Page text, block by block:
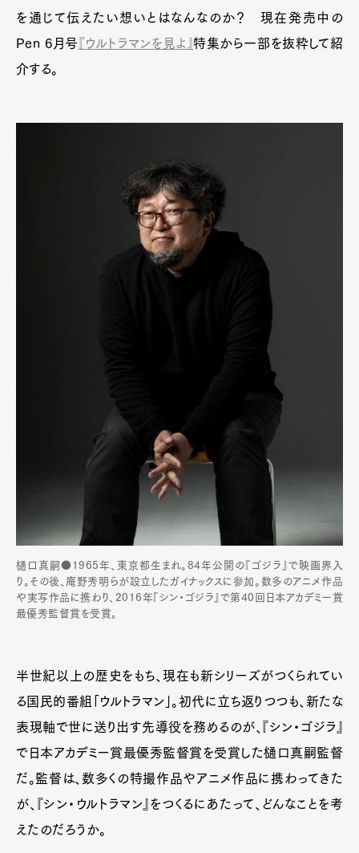
を通じて伝えたい想いとはなんなのか？ 現在発売中の
Pen 6月号 『ウルトラマンを見よ』特集から一部を抜粋して紹
介する。
樋口真嗣●1965年、東京都生まれ。84年公開の『ゴジラ』で映画界入
り。その後、庵野秀明らが設立したガイナックスに参加。数多のアニメ作品
や実写作品に携わり、2016年『シン・ゴジラ』で第40回日本アカデミー賞
最優秀監督賞を受賞。
半世紀以上の歴史をもち、現在も新シリーズがつくられてい
る国民的番組「ウルトラマン」。初代に立ち返りつつも、新たな
表現軸で世に送り出す先導役を務めるのが、『シン・ゴジラ』
で日本アカデミー賞最優秀監督賞を受賞した樋口真嗣監督
だ。監督は、数多くの特撮作品やアニメ作品に携わってきた
が、『シン・ウルトラマン』をつくるにあたって、どんなことを考
えたのだろうか。